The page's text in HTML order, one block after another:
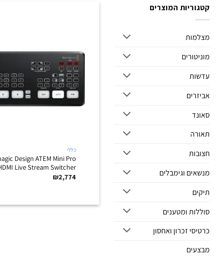
קטגוריות המוצרים
מצלמות
מוניטורים
עדשות
אביזרים
סאונד
תאורה
חצובות
מנשאים וגימבלים
תיקים
סוללות ומטענים
כרטיסי זכרון ואחסון
מבצעים
כללי
Design ATEM Mini Pro
Live Stream Switcher
₪2,774